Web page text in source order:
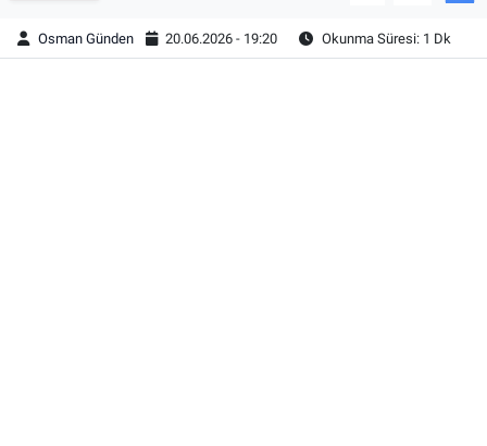
Osman Günden 20.06.2026 - 19:20 Okunma Süresi: 1 Dk